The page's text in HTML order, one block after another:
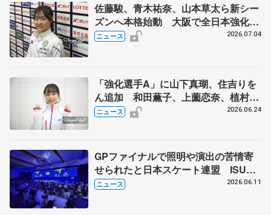
佐藤駿、青木祐奈、山本草太ら新シー
ズンへ本格始動 大阪で全日本強化合
宿 シニアデビューの島田麻央らも
ニュース 2026.07.04
「強化選手A」に山下真瑚、住吉りを
ん追加 和田薫子、上薗恋奈、植村駿
は「強化選手B」
ニュース 2026.06.24
GPファイナルで照明や演出の苦情寄
せられたと日本スケート連盟 ISU総
会で発言「スケーター見たいファンに
ニュース 2026.06.11